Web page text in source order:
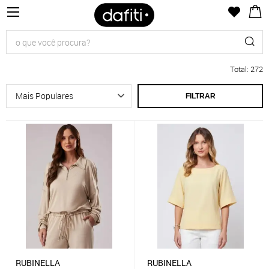
Total: 272
FILTRAR
RUBINELLA
RUBINELLA